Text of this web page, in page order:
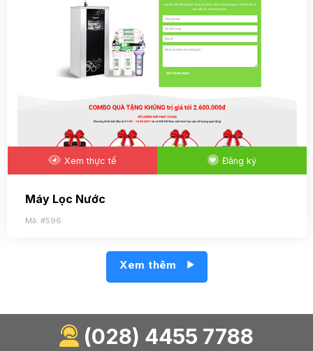
Xem thực tế Đăng ký
Máy Lọc Nước
Mã: #596
Xem thêm
(028) 4455 7788